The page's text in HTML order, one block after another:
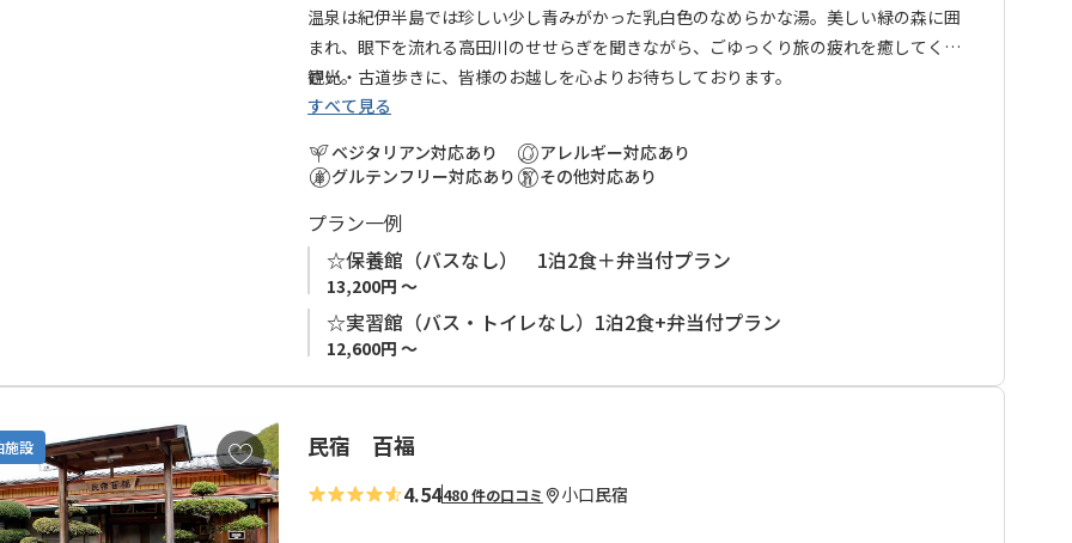
温泉は紀伊半島では珍しい少し青みがかった乳白色のなめらかな湯。美しい緑の森に囲
まれ、眼下を流れる高田川のせせらぎを聞きながら、ごゆっくり旅の疲れを癒してくだ
さい。
観光・古道歩きに、皆様のお越しを心よりお待ちしております。
すべて見る
ベジタリアン対応あり
グルテンフリー対応あり
アレルギー対応あり
その他対応あり
プラン一例
☆保養館（バスなし） 1泊2食＋弁当付プラン
13,200円 ～
☆実習館（バス・トイレなし）1泊2食+弁当付プラン
12,600円 ～
施設
お
気
に
入
民宿 百福
4.54480 件の口コミ 小口民宿